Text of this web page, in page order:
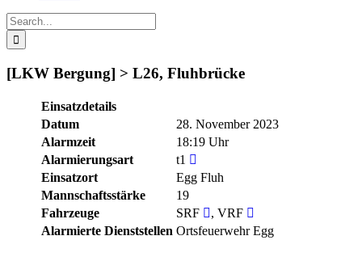
Search
for:
[LKW Bergung] > L26, Fluhbrücke
Einsatzdetails
Datum
28. November 2023
Alarmzeit
18:19 Uhr
Alarmierungsart
t1
Einsatzort
Egg Fluh
Mannschaftsstärke
19
Fahrzeuge
SRF
, VRF
Alarmierte Dienststellen Ortsfeuerwehr Egg